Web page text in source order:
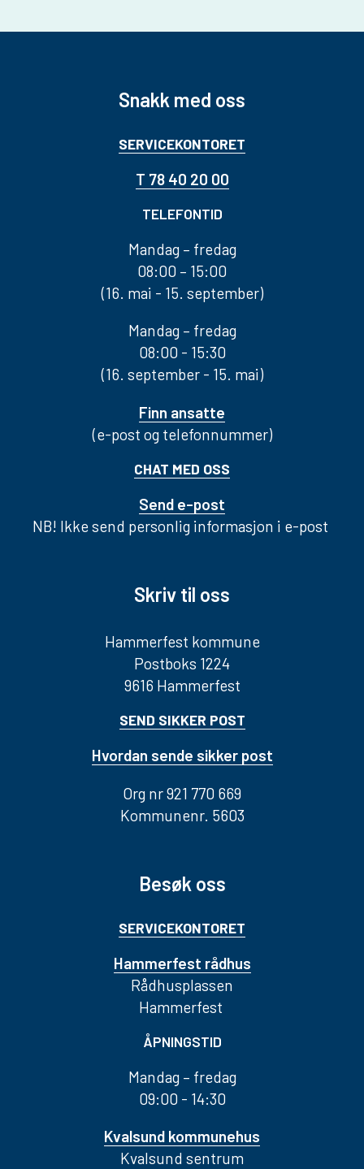
Snakk med oss
SERVICEKONTORET
T 78 40 20 00
TELEFONTID
Mandag – fredag
08:00 – 15:00
(16. mai - 15. september)
Mandag – fredag
08:00 - 15:30
(16. september - 15. mai)
Finn ansatte
(e-post og telefonnummer)
CHAT MED OSS
Send e-post
NB! Ikke send personlig informasjon i e-post
Skriv til oss
Hammerfest kommune
Postboks 1224
9616 Hammerfest
SEND SIKKER POST
Hvordan sende sikker post
Org nr 921 770 669
Kommunenr. 5603
Besøk oss
SERVICEKONTORET
Hammerfest rådhus
Rådhusplassen
Hammerfest
ÅPNINGSTID
Mandag – fredag
09:00 - 14:30
Kvalsund kommunehus
Kvalsund sentrum